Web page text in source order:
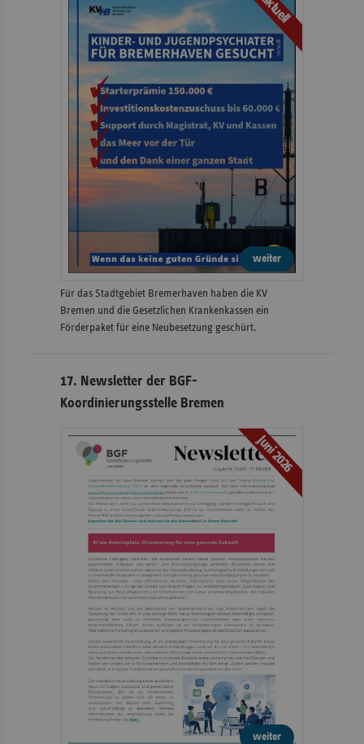
aktuell
weiter
Für das Stadtgebiet Bremerhaven haben die KV
Bremen und die Gesetzlichen Krankenkassen ein
Förderpaket für eine Neubesetzung geschürt.
17. Newsletter der BGF-
Koordinierungsstelle Bremen
Juni 2026
weiter